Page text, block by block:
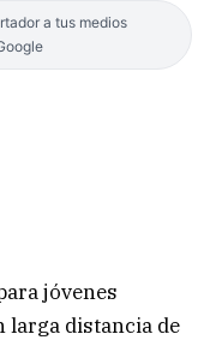
a tus medios
jóvenes
larga distancia de